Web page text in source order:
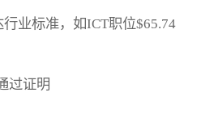
业标准，如ICT职位$65.74
过证明